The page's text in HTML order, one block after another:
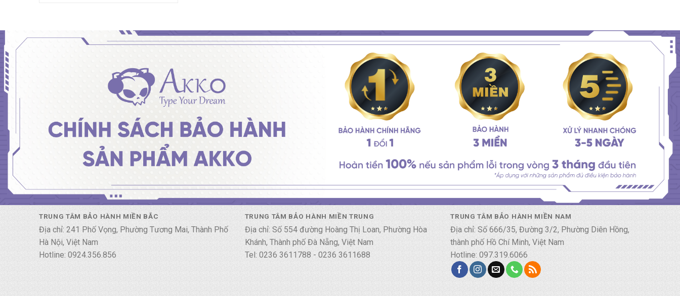
TRUNG TÂM BẢO HÀNH MIỀN BẮC
Địa chỉ: 241 Phố Vọng, Phường Tương Mai, Thành Phố
Hà Nội, Việt Nam
Hotline: 0924.356.856
TRUNG TÂM BẢO HÀNH MIỀN TRUNG
Địa chỉ: Số 554 đường Hoàng Thị Loan, Phường Hòa
Khánh, Thành phố Đà Nẵng, Việt Nam
Tel: 0236 3611788 - 0236 3611688
TRUNG TÂM BẢO HÀNH MIỀN NAM
Địa chỉ: Số 666/35, Đường 3/2, Phường Diên Hồng,
thành phố Hồ Chí Minh, Việt Nam
Hotline: 097.319.6066